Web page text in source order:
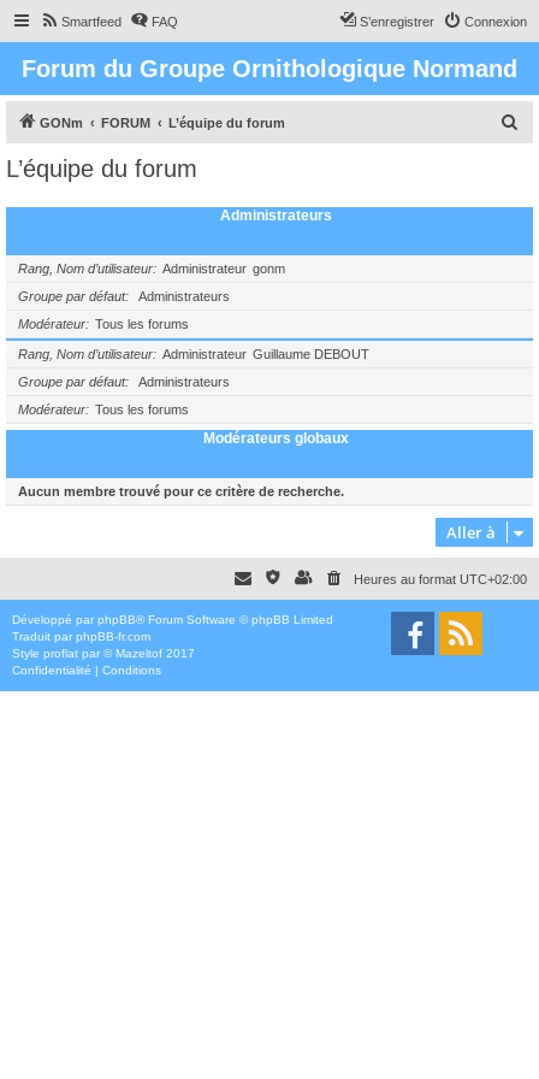
Smartfeed FAQ Connexion
S’enregistrer
Forum du Groupe Ornithologique Normand
GONm FORUM L’équipe du forum
h
L’équipe du forum
Administrateurs
Rang, Nom d’utilisateur Administrateur gonm
Groupe par défaut
Administrateurs
Modérateur
Tous les forums
Rang, Nom d’utilisateur Administrateur Guillaume DEBOUT
Groupe par défaut
Administrateurs
Modérateur
Tous les forums
Modérateurs globaux
Aucun membre trouvé pour ce critère de recherche.
Aller à
Heures au format UTC+02:00
Développé par phpBB® Forum Software © phpBB Limited
Traduit par phpBB-fr.com
Style proflat par ©Mazeltof 2017
Confidentialité | Conditions